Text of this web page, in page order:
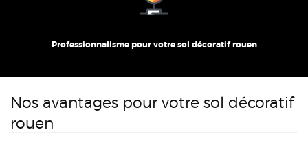
Professionnalisme pour votre sol décoratif rouen
Nos avantages pour votre sol décoratif
rouen